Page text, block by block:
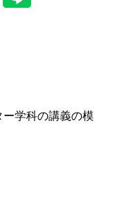
ー学科の講義の模